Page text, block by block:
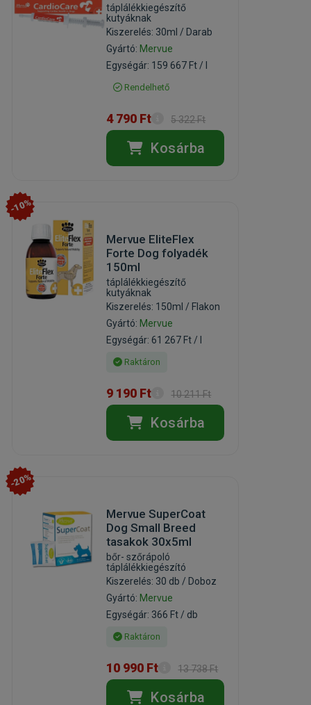
táplálékkiegészítő
kutyáknak
Kiszerelés: 30ml / Darab
Gyártó: Mervue
Egységár: 159 667 Ft / l
Rendelhető
4 790 Ft 5 322 Ft
Kosárba
-10%
Mervue EliteFlex
Forte Dog folyadék
150ml
táplálékkiegészítő
kutyáknak
Kiszerelés: 150ml / Flakon
Gyártó: Mervue
Egységár: 61 267 Ft / l
Raktáron
9 190 Ft 10 211 Ft
Kosárba
-20%
Mervue SuperCoat
Dog Small Breed
tasakok 30x5ml
bőr- szőrápoló
táplálékkiegészító
Kiszerelés: 30 db / Doboz
Gyártó: Mervue
Egységár: 366 Ft / db
Raktáron
10 990 Ft 13 738 Ft
Kosárba